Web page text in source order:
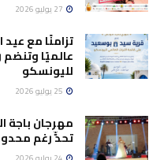
تزامنًا مع
عالميًا وتنضم
لليونسكو
مهرجان باجة
تحدٍّ رغم